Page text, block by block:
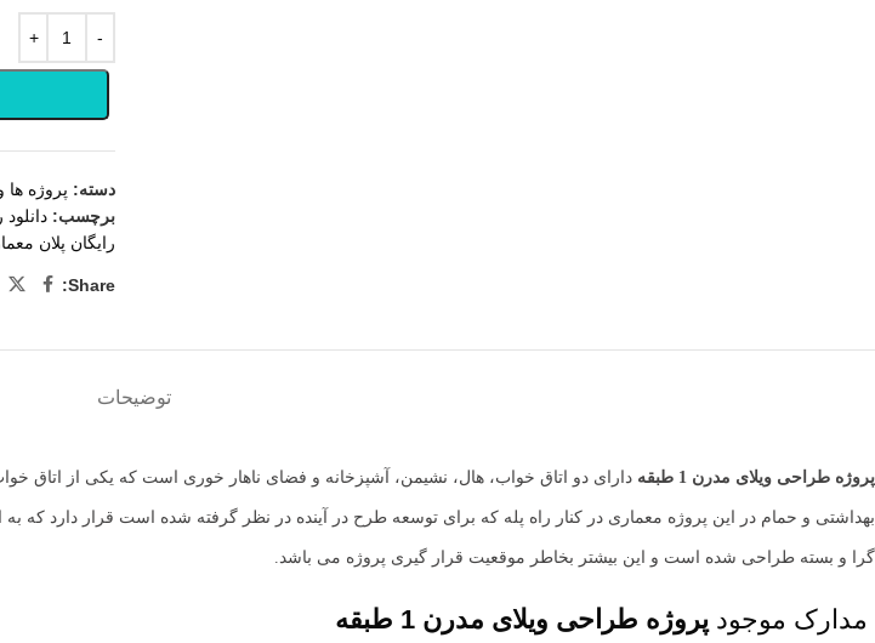
دسته: پروژه
برچسب:
رایگان پلان
Share:
توضیحات
پروژه طراحی ویلای مدرن 1 طبقه دارای دو اتاق خواب، هال، نشیمن، آشپزخانه و فضای ناهار خوری است که یکی از
بهداشتی و حمام در این پروژه معماری در کنار راه پله که برای توسعه طرح در آینده در نظر گرفته شده است قرار دارد که
گرا و بسته طراحی شده است و این بیشتر بخاطر موقعیت قرار گیری پروژه می باشد.
مدارک موجود پروژه طراحی ویلای مدرن 1 طبقه